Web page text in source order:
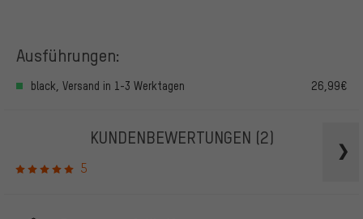
Ausführungen:
black, Versand in 1-3 Werktagen 26,99€
KUNDENBEWERTUNGEN (2)
5